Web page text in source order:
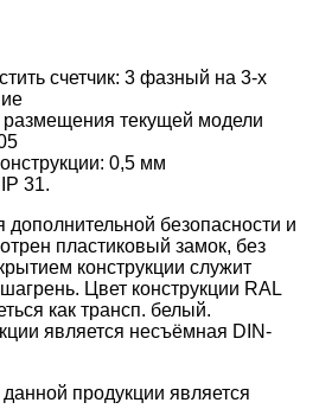
счетчик: 3 фазный на 3-х
текущей модели
0,5 мм
31.
дополнительной безопасности и
пластиковый замок, без
конструкции служит
Цвет конструкции RAL
как трансп. белый.
является несъёмная DIN-
продукции является